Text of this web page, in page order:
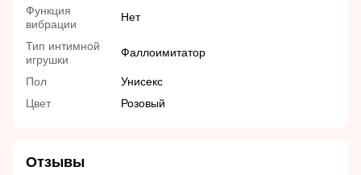
Функция
вибрации
Нет
Тип интимной
игрушки
Фаллоимитатор
Пол
Унисекс
Цвет
Розовый
Отзывы